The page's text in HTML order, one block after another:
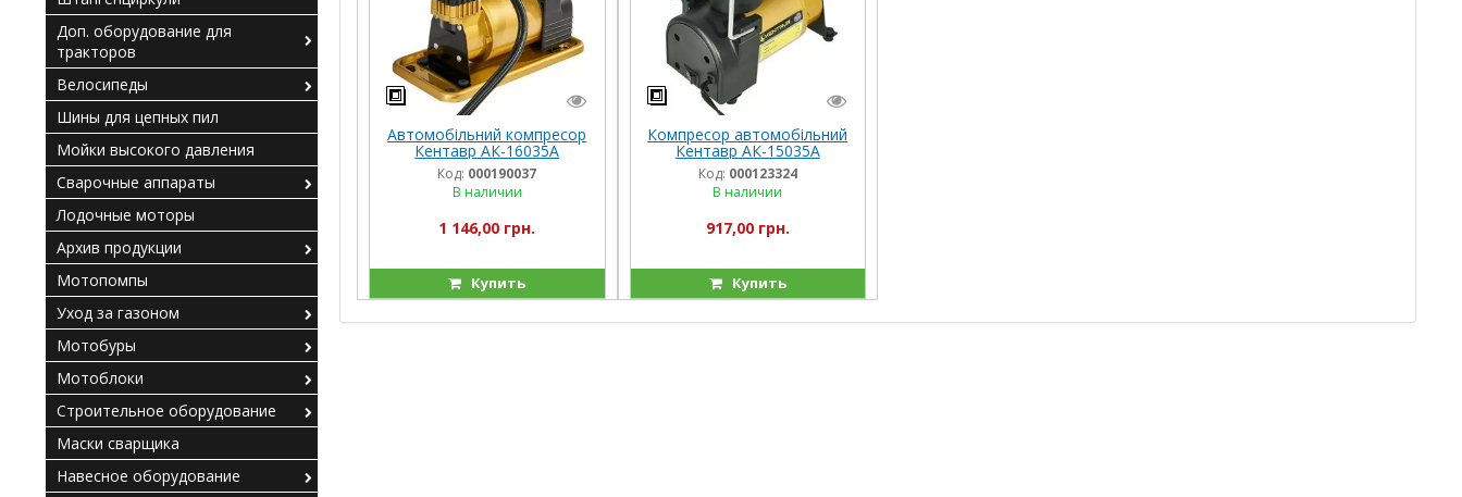
Автомобільний компресор
Кентавр АК-16035A
Код: 000190037
В наличии
1 146,00 грн.
Купить
Компресор автомобільний
Кентавр АК-15035А
Код: 000123324
В наличии
917,00 грн.
Купить
Доп. оборудование для
тракторов
Велосипеды
Шины для цепных пил
Мойки высокого давления
Сварочные аппараты
Лодочные моторы
Архив продукции
Мотопомпы
Уход за газоном
Мотобуры
Мотоблоки
Строительное оборудование
Маски сварщика
Навесное оборудование